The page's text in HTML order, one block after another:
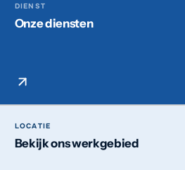
DIENST
Onze diensten
LOCATIE
Bekijk ons werkgebied